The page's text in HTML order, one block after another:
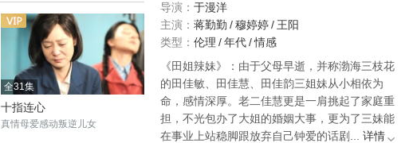
全31集
十指连心
真情母爱感动叛逆儿女
导演： 于漫洋
主演： 蒋勤勤 /穆婷婷/ 王阳
类型： 伦理 /年代/情感
《田姐辣妹》：由于父母早逝，并称渤海三枝花
的田佳敏、田佳慧、田佳韵三姐妹从小相依为
命，感情深厚。老二佳慧更是一肩挑起了家庭重
担，不光包办了大姐的婚姻大事，更为了三妹能
在事业上站稳脚跟放弃自己钟爱的话剧...
详情